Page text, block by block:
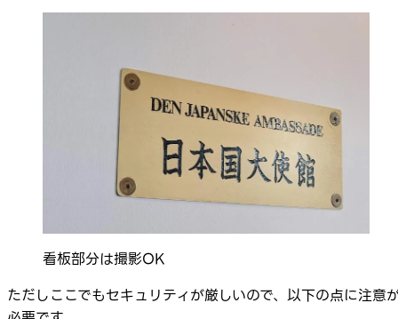
看板部分は撮影OK
ただしここでもセキュリティが厳しいので、以下の点に注意